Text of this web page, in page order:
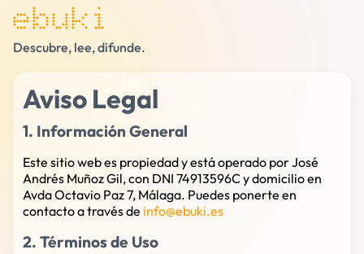
ebuki
Descubre, lee, difunde.
Aviso Legal
1. Información General
Este sitio web es propiedad y está operado por José
Andrés Muñoz Gil, con DNI 74913596C y domicilio en
Avda Octavio Paz 7, Málaga. Puedes ponerte en
contacto a través de info@ebuki.es
2. Términos de Uso